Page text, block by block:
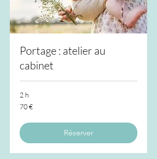
Portage : atelier au
cabinet
2 h
70
euros
70 €
Réserver